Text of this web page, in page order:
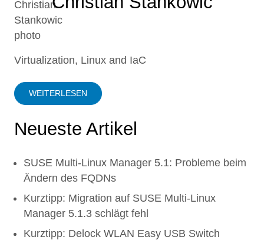
Virtualization, Linux and IaC
WEITERLESEN
Neueste Artikel
SUSE Multi-Linux Manager 5.1: Probleme beim
Ändern des FQDNs
Kurztipp: Migration auf SUSE Multi-Linux
Manager 5.1.3 schlägt fehl
Kurztipp: Delock WLAN Easy USB Switch